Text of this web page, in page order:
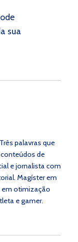
sua
palavras que
de
e jornalista com
Magíster em
em otimização
e gamer.